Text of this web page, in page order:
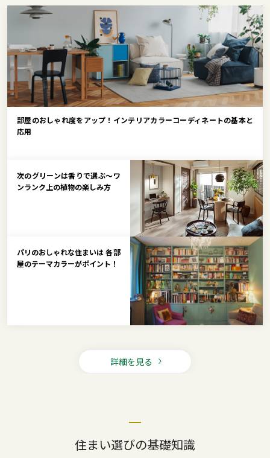
部屋のおしゃれ度をアップ！インテリアカラーコーディネートの基本と
応用
次のグリーンは香りで選ぶ～ワ
ンランク上の植物の楽しみ方
パリのおしゃれな住まいは 各部
屋のテーマカラーがポイント！
詳細を見る
住まい選びの基礎知識